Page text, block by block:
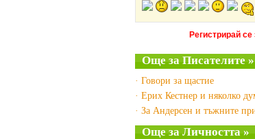
Регистрирай
Още за Писателите »
· Говори за щастие
· Ерих Кестнер и няколко
· За Андерсен и тъжните
Още за Личността »